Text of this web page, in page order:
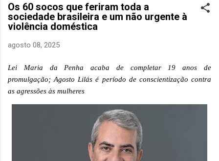
Os 60 socos que feriram toda a
sociedade brasileira e um não urgente à
violência doméstica
agosto 08, 2025
Lei Maria da Penha acaba de completar 19 anos de
promulgação; Agosto Lilás é período de conscientização contra
as agressões às mulheres